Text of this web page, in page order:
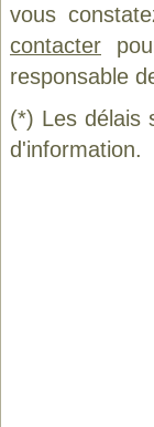
vous
contacter
responsable
(*) Les délais
d'information.